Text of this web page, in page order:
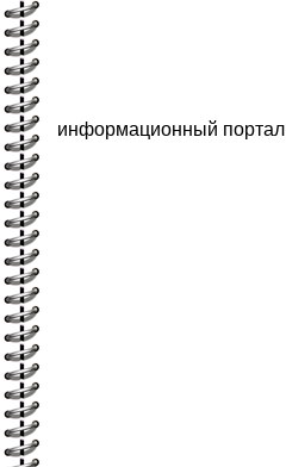
информационный портал